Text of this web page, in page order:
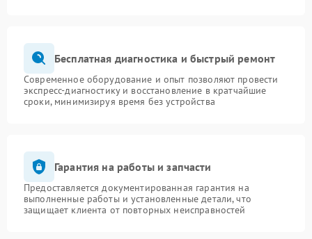
Бесплатная диагностика и быстрый ремонт
Современное оборудование и опыт позволяют провести
экспресс-диагностику и восстановление в кратчайшие
сроки, минимизируя время без устройства
Гарантия на работы и запчасти
Предоставляется документированная гарантия на
выполненные работы и установленные детали, что
защищает клиента от повторных неисправностей